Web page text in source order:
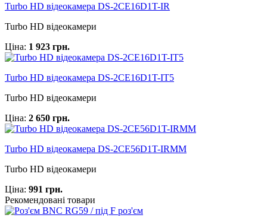
Turbo HD відеокамера DS-2CE16D1T-IR
Turbo HD відеокамери
Ціна: 1 923 грн.
Turbo HD відеокамера DS-2CE16D1T-IT5
Turbo HD відеокамери
Ціна: 2 650 грн.
Turbo HD відеокамера DS-2CE56D1T-IRMM
Turbo HD відеокамери
Ціна: 991 грн.
Рекомендовані товари